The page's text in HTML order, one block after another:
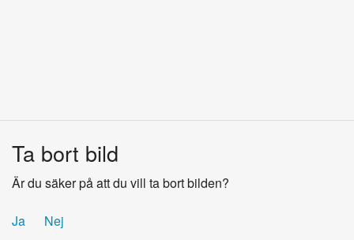
Ta bort bild
Är du säker på att du vill ta bort bilden?
Ja Nej